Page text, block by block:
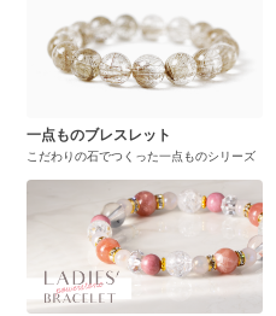
一点ものブレスレット
こだわりの石でつくった一点ものシリーズ